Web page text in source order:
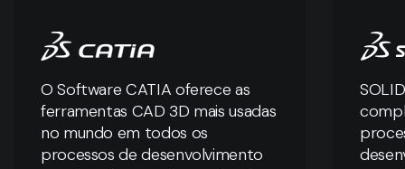
O Software CATIA oferece as
ferramentas CAD 3D mais usadas
no mundo em todos os
processos de desenvolvimento